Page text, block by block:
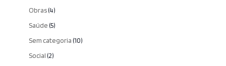
Obras(4)
Saúde(5)
Sem categoria(10)
Social(2)